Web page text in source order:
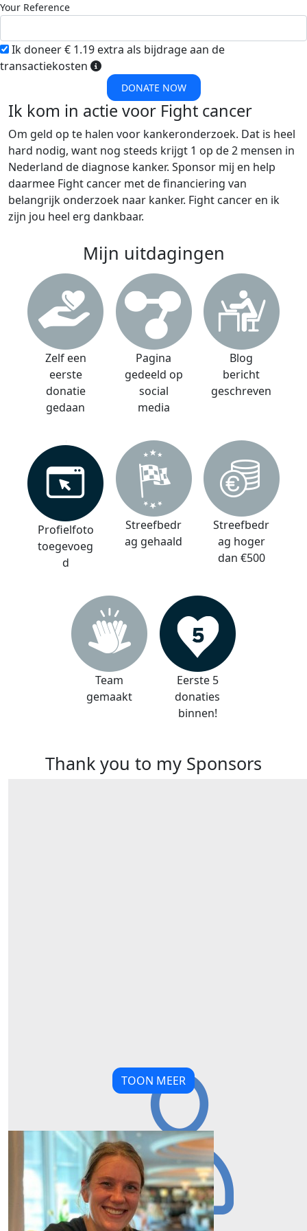
Your Reference
Ik doneer € 1.19 extra als bijdrage aan de
transactiekosten
DONATE NOW
Ik kom in actie voor Fight cancer
Om geld op te halen voor kankeronderzoek. Dat is heel
hard nodig, want nog steeds krijgt 1 op de 2 mensen in
Nederland de diagnose kanker. Sponsor mij en help
daarmee Fight cancer met de financiering van
belangrijk onderzoek naar kanker. Fight cancer en ik
zijn jou heel erg dankbaar.
Mijn uitdagingen
Zelf een
eerste
donatie
gedaan
Pagina
gedeeld op
social
media
Blog
bericht
geschreven
Profielfoto
toegevoeg
d
Streefbedr
ag gehaald
Streefbedr
ag hoger
dan €500
Team
gemaakt
Eerste 5
donaties
binnen!
Thank you to my Sponsors
€10,00
Paris Sardari
trots op je nafasam
€11,19
11,19
TOON MEER
Our Team Members